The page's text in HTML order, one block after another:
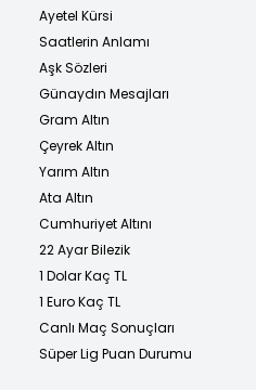
Ayetel Kürsi
Saatlerin Anlamı
Aşk Sözleri
Günaydın Mesajları
Gram Altın
Çeyrek Altın
Yarım Altın
Ata Altın
Cumhuriyet Altını
22 Ayar Bilezik
1 Dolar Kaç TL
1 Euro Kaç TL
Canlı Maç Sonuçları
Süper Lig Puan Durumu